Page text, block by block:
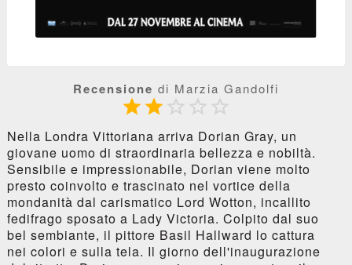
Recensione di Marzia Gandolfi
   
Nella Londra Vittoriana arriva Dorian Gray, un
giovane uomo di straordinaria bellezza e nobiltà.
Sensibile e impressionabile, Dorian viene molto
presto coinvolto e trascinato nel vortice della
mondanità dal carismatico Lord Wotton, incallito
fedifrago sposato a Lady Victoria. Colpito dal suo
bel sembiante, il pittore Basil Hallward lo cattura
nei colori e sulla tela. Il giorno dell'inaugurazione